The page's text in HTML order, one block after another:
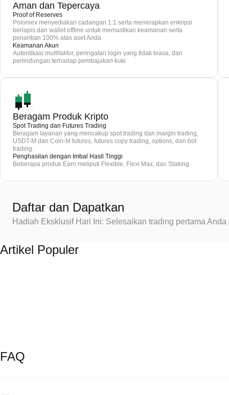
Aman dan Tepercaya
Proof of Reserves
Poloniex menyediakan cadangan 1:1 serta menerapkan enkripsi
berlapis dan wallet offline untuk memastikan keamanan serta
penarikan 100% atas aset Anda.
Keamanan Akun
Autentikasi multifaktor, peringatan login yang tidak biasa, dan
perlindungan terhadap pembajakan kuki
Beragam Produk Kripto
Spot Trading dan Futures Trading
Beragam layanan yang mencakup spot trading dan margin trading,
USDT-M dan Coin-M futures, futures copy trading, options, dan bot
trading.
Penghasilan dengan Imbal Hasil Tinggi
Beberapa produk Earn meliputi Flexible, Flexi Max, dan Staking.
Daftar dan Dapatkan
Hadiah Eksklusif Hari Ini: Selesaikan trading pertama
Artikel Populer
FAQ